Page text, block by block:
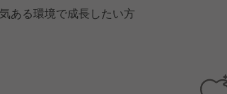
気ある環境で成長したい方